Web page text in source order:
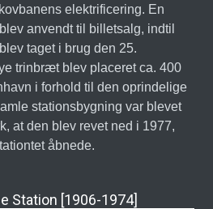
elektrificering. En
anvendt til billetsalg, indtil
taget i brug den 25.
trinbræt blev placeret ca. 400
i forhold til den oprindelige
stationsbygning var blevet
at den blev revet ned i 1977,
åbnede.
Station [1906-1974]